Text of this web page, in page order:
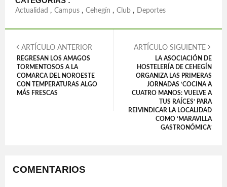
Actualidad , Campus , Cehegín , Club , Deportes
ARTÍCULO ANTERIOR
REGRESAN LOS AMAGOS
TORMENTOSOS A LA
COMARCA DEL NOROESTE
CON TEMPERATURAS ALGO
MÁS FRESCAS
ARTÍCULO SIGUIENTE
LA ASOCIACIÓN DE
HOSTELERÍA DE CEHEGÍN
ORGANIZA LAS PRIMERAS
JORNADAS ‘COCINA A
CUATRO MANOS: VUELVE A
TUS RAÍCES’ PARA
REIVINDICAR LA LOCALIDAD
COMO ‘MARAVILLA
GASTRONÓMICA’
COMENTARIOS